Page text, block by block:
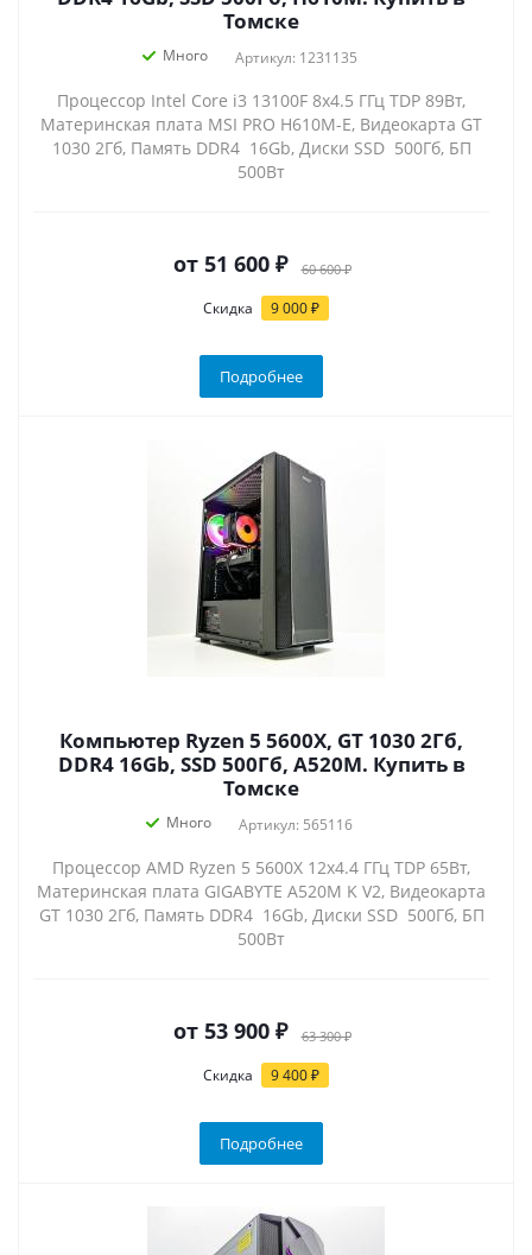
Томске
Много Артикул: 1231135
Процессор Intel Core i3 13100F 8x4.5 ГГц TDP 89Вт,
Материнская плата MSI PRO H610M-E, Видеокарта GT
1030 2Гб, Память DDR4 16Gb, Диски SSD 500Гб, БП
500Вт
от 51 600 ₽ 60 600 ₽
Скидка 9 000 ₽
Подробнее
Компьютер Ryzen 5 5600X, GT 1030 2Гб,
DDR4 16Gb, SSD 500Гб, A520M. Купить в
Томске
Много Артикул: 565116
Процессор AMD Ryzen 5 5600X 12x4.4 ГГц TDP 65Вт,
Материнская плата GIGABYTE A520M K V2, Видеокарта
GT 1030 2Гб, Память DDR4 16Gb, Диски SSD 500Гб, БП
500Вт
от 53 900 ₽ 63 300 ₽
Скидка 9 400 ₽
Подробнее